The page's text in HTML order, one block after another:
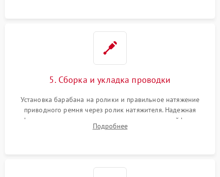
5. Сборка и укладка проводки
Установка барабана на ролики и правильное натяжение
приводного ремня через ролик натяжителя. Надежная
фиксация всех узлов, подключение клемм и шлейфов к
модулю управления. Монтаж корпусных панелей, люка и
Подробнее